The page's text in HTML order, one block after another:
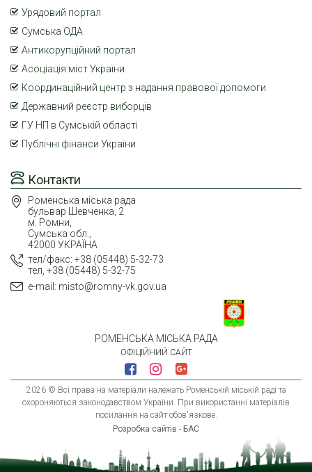
РОМЕНСЬКА МІСЬКА РАДА
ОФІЦІЙНИЙ САЙТ
2026 © Всі права на матеріали належать Роменській міській раді та
охороняються законодавством України. При використанні матеріалів
посилання на сайт обов'язкове.
Розробка сайтів - БАС
Контакти
Роменська міська рада
бульвар Шевченка, 2
м. Ромни,
Сумська обл.,
42000 УКРАЇНА
тел/факс: +38 (05448) 5-32-73
тел, +38 (05448) 5-32-75
e-mail: misto@romny-vk.gov.ua
Урядовий портал
Сумська ОДА
Антикорупційний портал
Асоціація міст України
Координаційний центр з надання правової допомоги
Державний реєстр виборців
ГУ НП в Сумській області
Публічні фінанси України